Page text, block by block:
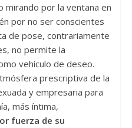
por la ventana en
por no ser conscientes
de pose, contrariamente
no permite la
vehículo de deseo.
prescriptiva de la
y empresaria para
más íntima,
fuerza de su